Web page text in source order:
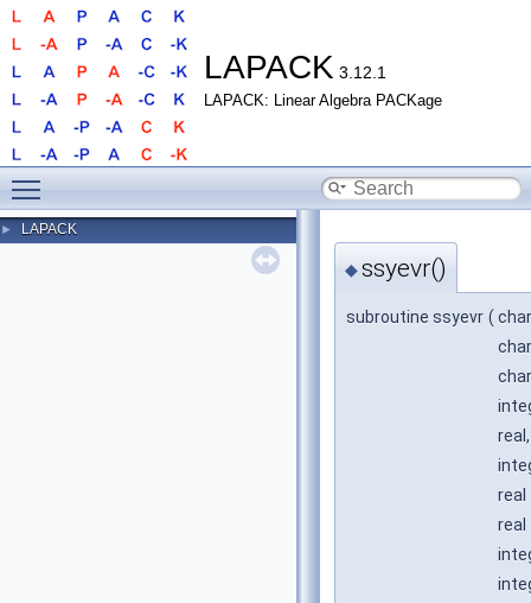
LAPACK 3.12.1
LAPACK: Linear Algebra PACKage
► LAPACK
◆ssyevr()
subroutine ssyevr (
real
real